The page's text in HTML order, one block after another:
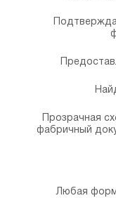
Прозрачная
фабричный
Любая